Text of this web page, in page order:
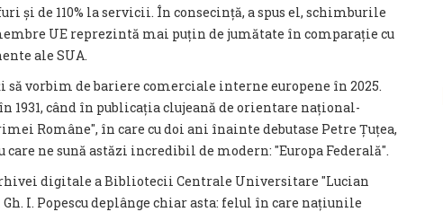
și de 110% la servicii. În consecință, a spus el, schimburile
UE reprezintă mai puțin de jumătate în comparație cu
ale SUA.
să vorbim de bariere comerciale interne europene în 2025.
1931, când în publicația clujeană de orientare național-
Române″, în care cu doi ani înainte debutase Petre Țuțea,
ne sună astăzi incredibil de modern: ″Europa Federală″.
digitale a Bibliotecii Centrale Universitare ″Lucian
Gh. I. Popescu deplânge chiar asta: felul în care națiunile